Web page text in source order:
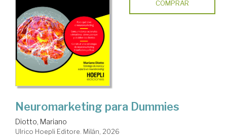
COMPRAR
Neuromarketing para Dummies
Diotto, Mariano
Ulrico Hoepli Editore. Milán, 2026